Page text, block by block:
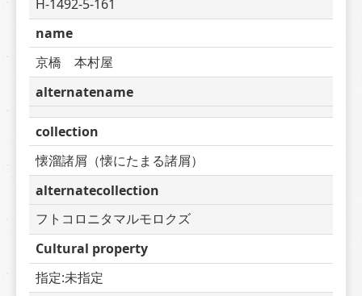
H-1492-5-161
name
京橋　本村屋
alternatename
collection
懐溜諸屑（懐にたまる諸屑）
alternatecollection
フトコロニタマルモロクズ
Cultural property
指定:未指定